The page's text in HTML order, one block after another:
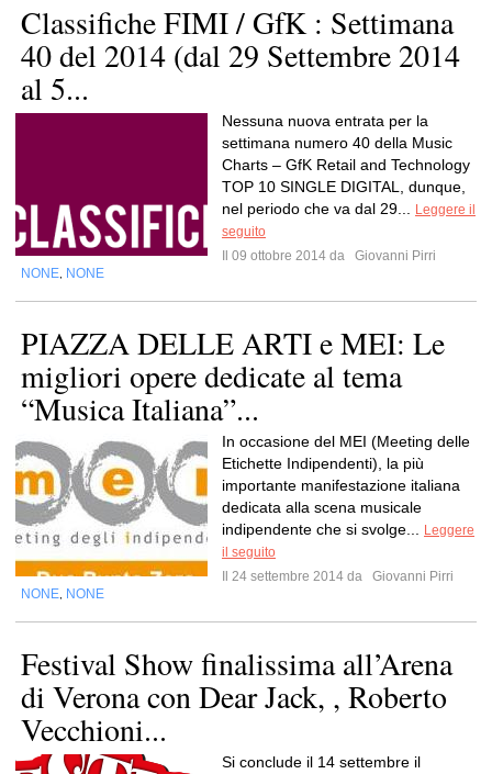
Classifiche FIMI / GfK : Settimana
40 del 2014 (dal 29 Settembre 2014
al 5...
Nessuna nuova entrata per la
settimana numero 40 della Music
Charts – GfK Retail and Technology
TOP 10 SINGLE DIGITAL, dunque,
nel periodo che va dal 29...
Leggere il
seguito
Il 09 ottobre 2014 da
Giovanni Pirri
NONE NONE
PIAZZA DELLE ARTI e MEI: Le
migliori opere dedicate al tema
“Musica Italiana”...
In occasione del MEI (Meeting delle
Etichette Indipendenti), la più
importante manifestazione italiana
dedicata alla scena musicale
indipendente che si svolge...
Leggere
il seguito
Il 24 settembre 2014 da
Giovanni Pirri
NONE NONE
Festival Show finalissima all’Arena
di Verona con Dear Jack, , Roberto
Vecchioni...
Si conclude il 14 settembre il